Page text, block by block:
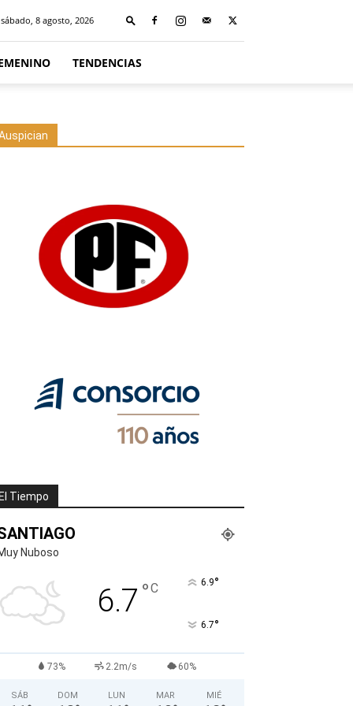
sábado, 8 agosto, 2026
TENDENCIAS
El Tiempo
Nuboso
6.7 °C 6.9°
6.7°
73% 2.2m/s 60%
SÁB DOM LUN MAR MIÉ